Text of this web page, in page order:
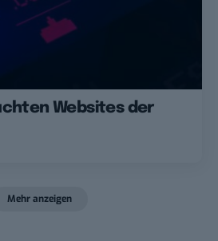
Websites der
Mehr anzeigen